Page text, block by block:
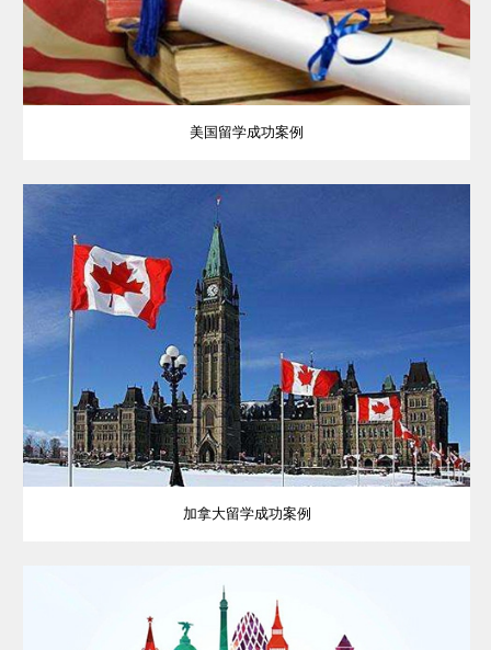
美国留学成功案例
加拿大留学成功案例